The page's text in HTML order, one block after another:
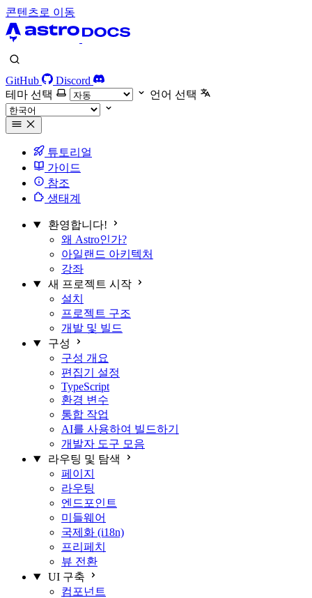
콘텐츠로 이동
GitHub
Discord
테마 선택
언어 선택
튜토리얼
가이드
참조
생태계
환영합니다!
왜 Astro인가?
아일랜드 아키텍처
강좌
새 프로젝트 시작
설치
프로젝트 구조
개발 및 빌드
구성
구성 개요
편집기 설정
TypeScript
환경 변수
통합 작업
AI를 사용하여 빌드하기
개발자 도구 모음
라우팅 및 탐색
페이지
라우팅
엔드포인트
미들웨어
국제화 (i18n)
프리페치
뷰 전환
UI 구축
컴포넌트